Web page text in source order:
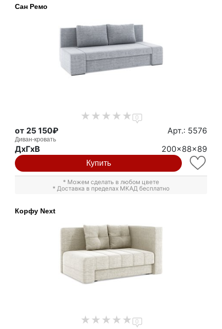
Сан Ремо
0
от 25 150₽ Арт.: 5576
Диван-кровать
ДxГxВ 200x88x89
Купить
* Можем сделать в любом цвете
* Доставка в пределах МКАД бесплатно
Корфу Next
0